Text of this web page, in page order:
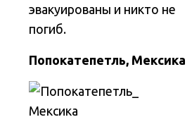
эвакуированы и никто не
погиб.
Попокатепетль, Мексика